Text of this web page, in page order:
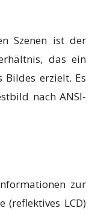
Szenen ist der
das ein
Bildes erzielt. Es
nach ANSI-
zur
(reflektives LCD)